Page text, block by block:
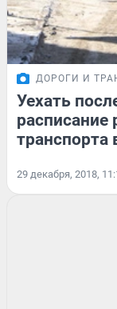
ДОРОГИ И
Уехать
расписание
29 декабря, 2018,